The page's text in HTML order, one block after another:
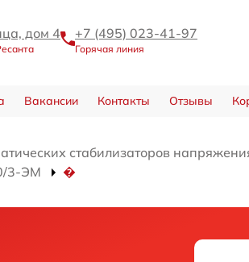
дом 4 +7 (495) 023-41-97
Горячая линия
Вакансии Контакты Отзывы
стабилизаторов
3-ЭМ
�